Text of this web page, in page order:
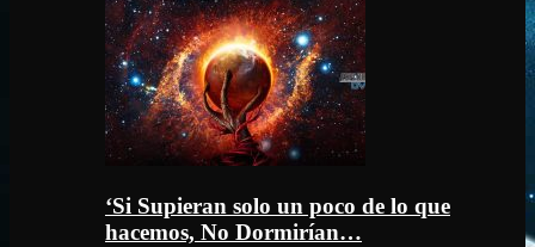
‘Si Supieran solo un poco de lo que
hacemos, No Dormirían…